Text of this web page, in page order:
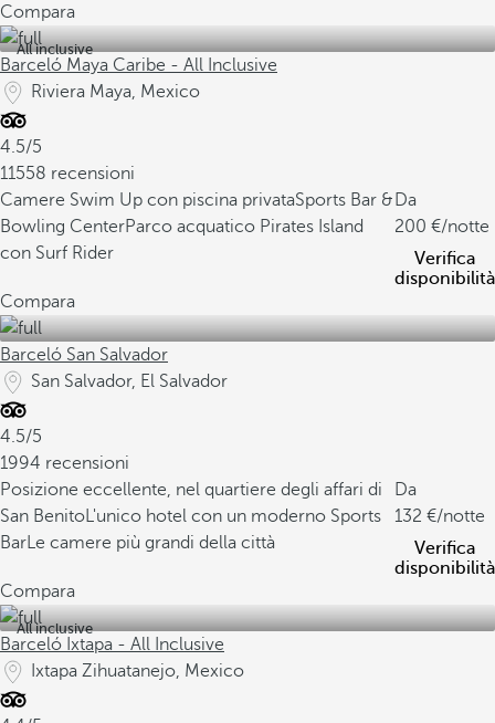
Compara
All inclusive
Barceló Maya Caribe - All Inclusive
Riviera Maya, Mexico
4.5/5
11558 recensioni
Camere Swim Up con piscina privataSports Bar &
Bowling CenterParco acquatico Pirates Island
con Surf Rider
Da
200
/notte
Verifica
disponibilità
Compara
Barceló San Salvador
San Salvador, El Salvador
4.5/5
1994 recensioni
Posizione eccellente, nel quartiere degli affari di
San BenitoL'unico hotel con un moderno Sports
BarLe camere più grandi della città
Da
132
/notte
Verifica
disponibilità
Compara
All inclusive
Barceló Ixtapa - All Inclusive
Ixtapa Zihuatanejo, Mexico